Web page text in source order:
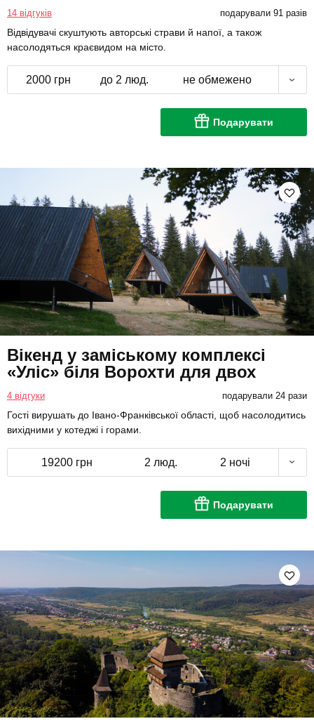
14 відгуків подарували 91 разів
Відвідувачі скуштують авторські страви й напої, а також
насолодяться краєвидом на місто.
2000 грн до 2 люд. не обмежено
Подарувати
Вікенд у заміському комплексі
«Уліс» біля Ворохти для двох
4 відгуки подарували 24 рази
Гості вирушать до Івано-Франківської області, щоб насолодитись
вихідними у котеджі і горами.
19200 грн 2 люд. 2 ночі
Подарувати